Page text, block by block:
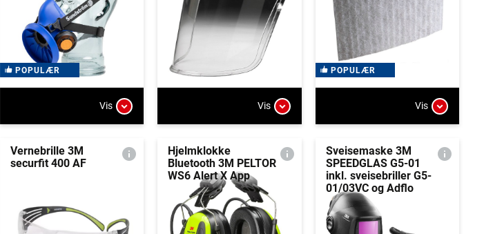
POPULÆR
Vis Vis
POPULÆR
Vis
Vernebrille 3M
securfit 400 AF
Hjelmklokke
Bluetooth 3M PELTOR
WS6 Alert X App
Sveisemaske 3M
SPEEDGLAS G5-01
inkl. sveisebriller G5-
01/03VC og Adflo